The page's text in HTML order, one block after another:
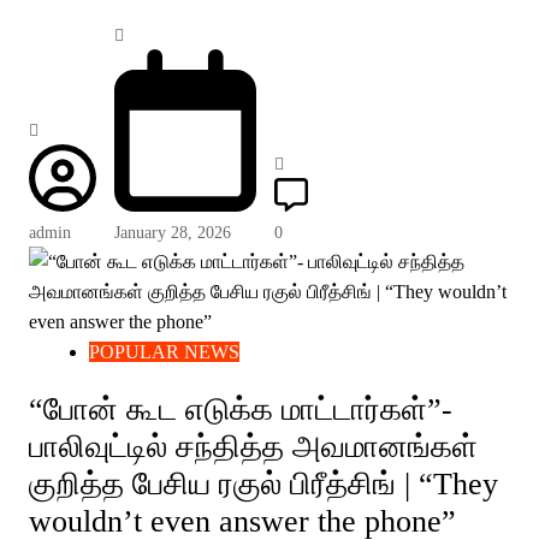
admin January 28, 2026 0
POPULAR NEWS
“போன் கூட எடுக்க மாட்டார்கள்”-
பாலிவுட்டில் சந்தித்த அவமானங்கள்
குறித்த பேசிய ரகுல் பிரீத்சிங் | “They
wouldn’t even answer the phone”